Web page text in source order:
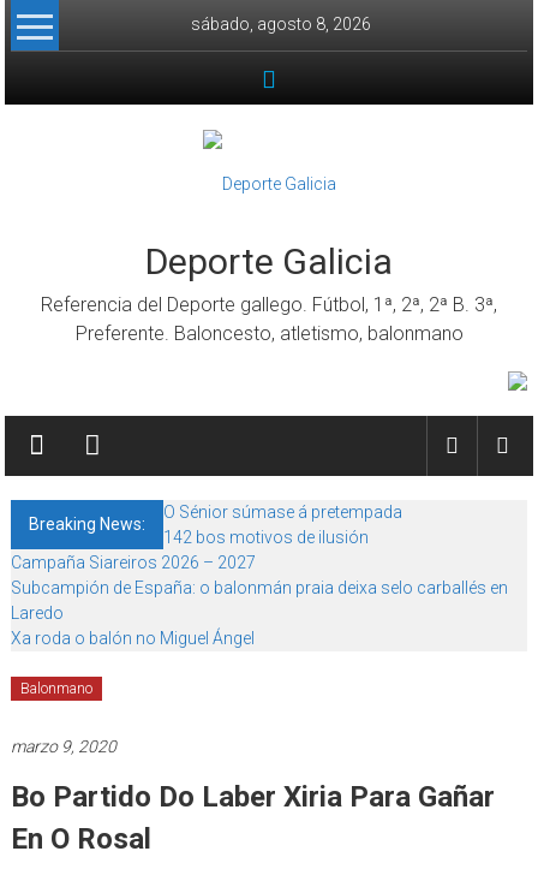
Skip to content
sábado, agosto 8, 2026
Deporte Galicia
Referencia del Deporte gallego. Fútbol, 1ª, 2ª, 2ª B. 3ª,
Preferente. Baloncesto, atletismo, balonmano
Breaking News:
O Sénior súmase á pretempada
142 bos motivos de ilusión
Campaña Siareiros 2026 – 2027
Subcampión de España: o balonmán praia deixa selo carballés en
Laredo
Xa roda o balón no Miguel Ángel
Balonmano
marzo 9, 2020
Bo Partido Do Laber Xiria Para Gañar
En O Rosal